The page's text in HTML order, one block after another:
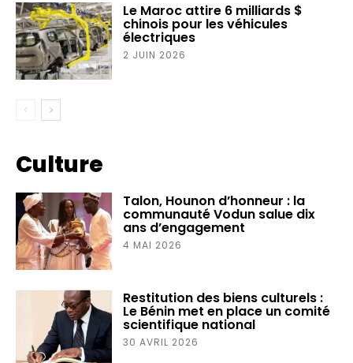
Le Maroc attire 6 milliards $
chinois pour les véhicules
électriques
2 JUIN 2026
Culture
Talon, Hounon d’honneur : la
communauté Vodun salue dix
ans d’engagement
4 MAI 2026
‎Restitution des biens culturels :
Le Bénin met en place un comité
scientifique national ‎
30 AVRIL 2026